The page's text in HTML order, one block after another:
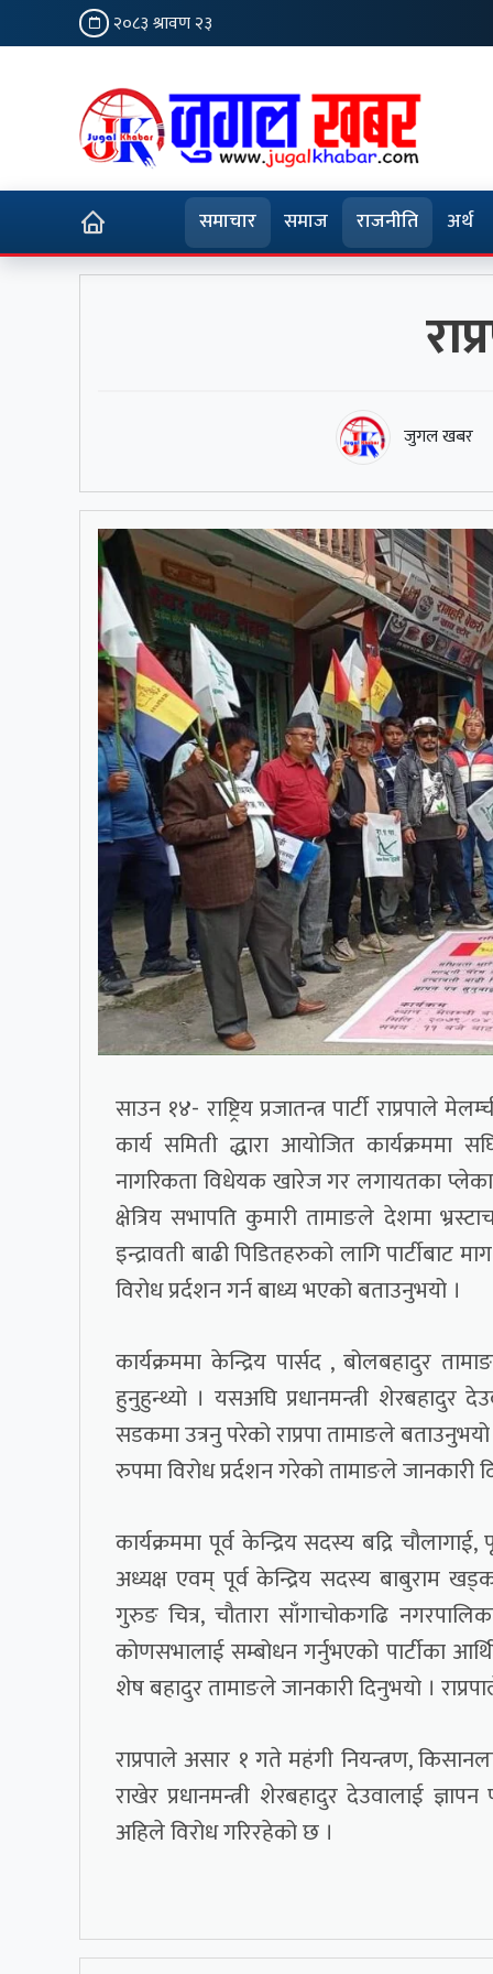
२०८३ श्रावण २३
समाचार समाज राजनीति अर्थ
जुगल खबर
साउन १४- राष्ट्रिय प्रजातन्त्र पार्टी राप्रपाले
कार्य समिती द्धारा आयोजित कार्यक्रममा
नागरिकता विधेयक खारेज गर लगायतका
क्षेत्रिय सभापति कुमारी तामाङले देशमा
इन्द्रावती बाढी पिडितहरुको लागि
विरोध प्रर्दशन गर्न बाध्य भएको बताउनुभयो ।
कार्यक्रममा केन्द्रिय पार्सद , बोलबहादुर
हुनुहुन्थ्यो । यसअघि प्रधानमन्त्री
सडकमा उत्रनु परेको राप्रपा तामाङले
रुपमा विरोध प्रर्दशन गरेको तामाङले जानकारी
कार्यक्रममा पूर्व केन्द्रिय सदस्य बद्रि
अध्यक्ष एवम् पूर्व केन्द्रिय सदस्य बाबुराम
गुरुङ चित्र, चौतारा साँगाचोकगढि
कोणसभालाई सम्बोधन गर्नुभएको पार्टीका
शेष बहादुर तामाङले जानकारी दिनुभयो ।
राप्रपाले असार १ गते महंगी नियन्त्रण,
राखेर प्रधानमन्त्री शेरबहादुर देउवालाई
अहिले विरोध गरिरहेको छ ।